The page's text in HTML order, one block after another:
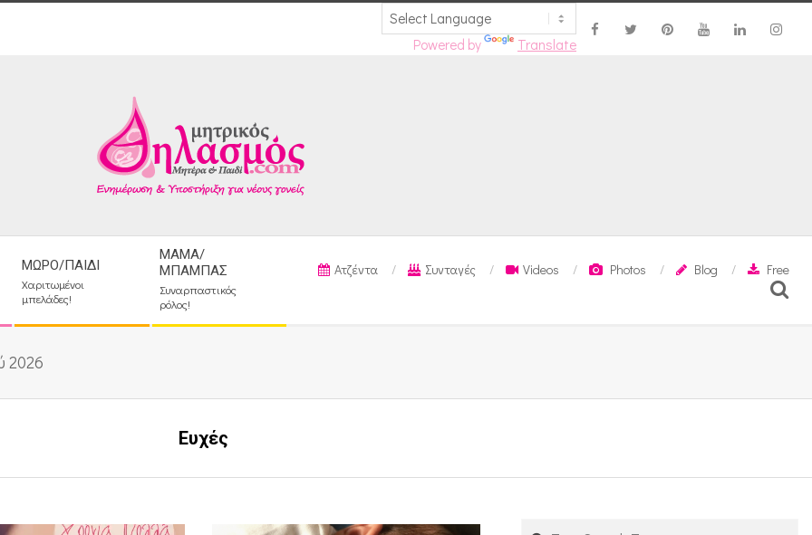
Powered by Translate
ΜΩΡΌ/ΠΑΙΔΊ
Χαριτωμένοι
μπελάδες!
ΜΑΜΆ/
ΜΠΑΜΠΆΣ
Συναρπαστικός
ρόλος!
Ατζέντα Συνταγές Videos Photos Blog
Free
Search
2026
Ευχές
Search